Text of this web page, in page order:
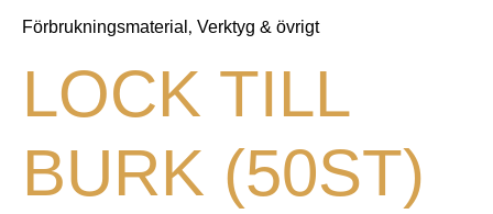
Förbrukningsmaterial, Verktyg & övrigt
LOCK TILL
BURK (50ST)